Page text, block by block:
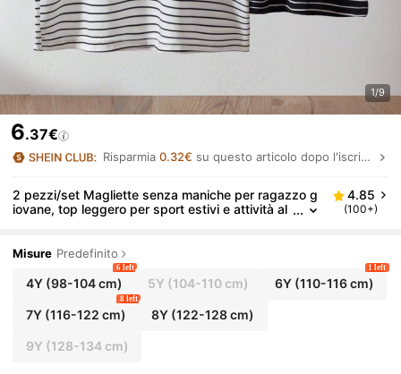
1/9
6.37€
Risparmia0.32€ su questo articolo dopo l'iscrizione.
2 pezzi/set Magliette senza maniche per ragazzo g
iovane, top leggero per sport estivi e attività al
4.85
(100+)
Misure Predefinito
4Y(98-104 cm)
6 left
5Y (104-110 cm) 6Y(110-116 cm)
1 left
7Y(116-122 cm)
8 left
8Y (122-128 cm)
9Y (128-134 cm)